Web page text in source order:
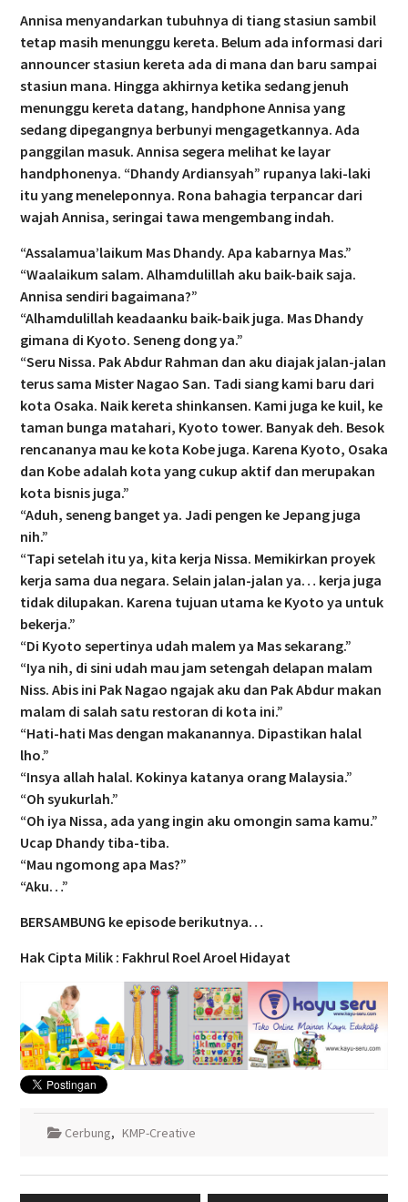
Annisa menyandarkan tubuhnya di tiang stasiun sambil
tetap masih menunggu kereta. Belum ada informasi dari
announcer stasiun kereta ada di mana dan baru sampai
stasiun mana. Hingga akhirnya ketika sedang jenuh
menunggu kereta datang, handphone Annisa yang
sedang dipegangnya berbunyi mengagetkannya. Ada
panggilan masuk. Annisa segera melihat ke layar
handphonenya. “Dhandy Ardiansyah” rupanya laki-laki
itu yang meneleponnya. Rona bahagia terpancar dari
wajah Annisa, seringai tawa mengembang indah.
“Assalamua’laikum Mas Dhandy. Apa kabarnya Mas.”
“Waalaikum salam. Alhamdulillah aku baik-baik saja.
Annisa sendiri bagaimana?”
“Alhamdulillah keadaanku baik-baik juga. Mas Dhandy
gimana di Kyoto. Seneng dong ya.”
“Seru Nissa. Pak Abdur Rahman dan aku diajak jalan-jalan
terus sama Mister Nagao San. Tadi siang kami baru dari
kota Osaka. Naik kereta shinkansen. Kami juga ke kuil, ke
taman bunga matahari, Kyoto tower. Banyak deh. Besok
rencananya mau ke kota Kobe juga. Karena Kyoto, Osaka
dan Kobe adalah kota yang cukup aktif dan merupakan
kota bisnis juga.”
“Aduh, seneng banget ya. Jadi pengen ke Jepang juga
nih.”
“Tapi setelah itu ya, kita kerja Nissa. Memikirkan proyek
kerja sama dua negara. Selain jalan-jalan ya… kerja juga
tidak dilupakan. Karena tujuan utama ke Kyoto ya untuk
bekerja.”
“Di Kyoto sepertinya udah malem ya Mas sekarang.”
“Iya nih, di sini udah mau jam setengah delapan malam
Niss. Abis ini Pak Nagao ngajak aku dan Pak Abdur makan
malam di salah satu restoran di kota ini.”
“Hati-hati Mas dengan makanannya. Dipastikan halal
lho.”
“Insya allah halal. Kokinya katanya orang Malaysia.”
“Oh syukurlah.”
“Oh iya Nissa, ada yang ingin aku omongin sama kamu.”
Ucap Dhandy tiba-tiba.
“Mau ngomong apa Mas?”
“Aku…”
BERSAMBUNG ke episode berikutnya…
Hak Cipta Milik : Fakhrul Roel Aroel Hidayat
Cerbung, KMP-Creative